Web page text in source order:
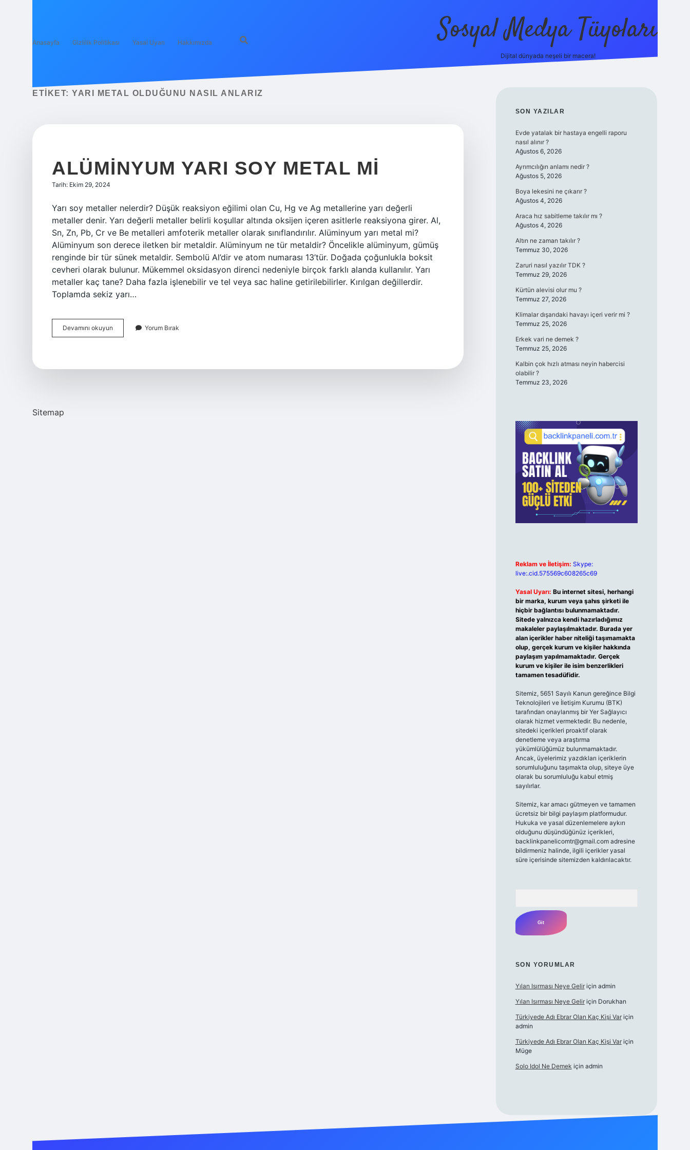
Anasayfa Gizlilik Politikası Yasal Uyarı Hakkımızda Sosyal Medya Tüyoları
Dijital dünyada neşeli bir macera!
ETIKET: YARI METAL OLDUĞUNU NASIL ANLARIZ
ALÜMINYUM YARI SOY METAL MI
Tarih: Ekim 29, 2024
Yarı soy metaller nelerdir? Düşük reaksiyon eğilimi olan Cu, Hg ve Ag metallerine yarı değerli
metaller denir. Yarı değerli metaller belirli koşullar altında oksijen içeren asitlerle reaksiyona girer. Al,
Sn, Zn, Pb, Cr ve Be metalleri amfoterik metaller olarak sınıflandırılır. Alüminyum yarı metal mi?
Alüminyum son derece iletken bir metaldir. Alüminyum ne tür metaldir? Öncelikle alüminyum, gümüş
renginde bir tür sünek metaldir. Sembolü Al’dir ve atom numarası 13’tür. Doğada çoğunlukla boksit
cevheri olarak bulunur. Mükemmel oksidasyon direnci nedeniyle birçok farklı alanda kullanılır. Yarı
metaller kaç tane? Daha fazla işlenebilir ve tel veya sac haline getirilebilirler. Kırılgan değillerdir.
Toplamda sekiz yarı…
Devamını okuyun Alüminyum
Yarı
Yorum Bırak
Sitemap
SIDEBAR
SON YAZILAR
Evde yatalak bir hastaya engelli raporu
nasıl alınır ?
Ağustos 6, 2026
Ayrımcılığın anlamı nedir ?
Ağustos 5, 2026
Boya lekesini ne çıkarır ?
Ağustos 4, 2026
Araca hız sabitleme takılır mı ?
Ağustos 4, 2026
Altın ne zaman takılır ?
Temmuz 30, 2026
Zaruri nasıl yazılır TDK ?
Temmuz 29, 2026
Kürtün alevisi olur mu ?
Temmuz 27, 2026
Klimalar dışarıdaki havayı içeri verir mi ?
Temmuz 25, 2026
Erkek vari ne demek ?
Temmuz 25, 2026
Kalbin çok hızlı atması neyin habercisi
olabilir ?
Temmuz 23, 2026
Reklam ve İletişim: Skype:
live:.cid.575569c608265c69
Yasal Uyarı: Bu internet sitesi, herhangi
bir marka, kurum veya şahıs şirketi ile
hiçbir bağlantısı bulunmamaktadır.
Sitede yalnızca kendi hazırladığımız
makaleler paylaşılmaktadır. Burada yer
alan içerikler haber niteliği taşımamakta
olup, gerçek kurum ve kişiler hakkında
paylaşım yapılmamaktadır. Gerçek
kurum ve kişiler ile isim benzerlikleri
tamamen tesadüfidir.
Sitemiz, 5651 Sayılı Kanun gereğince Bilgi
Teknolojileri ve İletişim Kurumu (BTK)
tarafından onaylanmış bir Yer Sağlayıcı
olarak hizmet vermektedir. Bu nedenle,
sitedeki içerikleri proaktif olarak
denetleme veya araştırma
yükümlülüğümüz bulunmamaktadır.
Ancak, üyelerimiz yazdıkları içeriklerin
sorumluluğunu taşımakta olup, siteye üye
olarak bu sorumluluğu kabul etmiş
sayılırlar.
Sitemiz, kar amacı gütmeyen ve tamamen
ücretsiz bir bilgi paylaşım platformudur.
Hukuka ve yasal düzenlemelere aykırı
olduğunu düşündüğünüz içerikleri,
backlinkpanelicomtr@gmail.comadresine
bildirmeniz halinde, ilgili içerikler yasal
süre içerisinde sitemizden kaldırılacaktır.
SON YORUMLAR
Yılan Isırması Neye Geliriçin admin
Yılan Isırması Neye Geliriçin Dorukhan
Türkiyede Adı Ebrar Olan Kaç Kişi Variçin
admin
Türkiyede Adı Ebrar Olan Kaç Kişi Variçin
Müge
Solo Idol Ne Demek için admin